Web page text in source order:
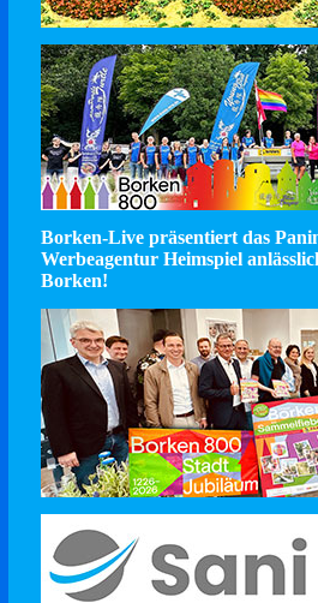
Borken-Live präsentiert das
Werbeagentur Heimspiel
Borken!